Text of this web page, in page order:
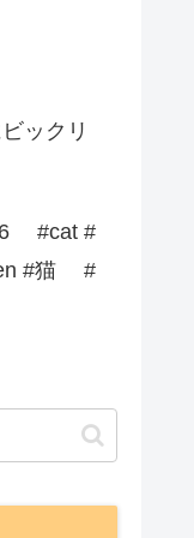
ックリ
#cat #
#猫 #